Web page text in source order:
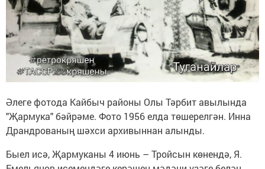
Әлеге фотода Кайбыч районы Олы Тәрбит авылында
"Җармука" бәйрәме. Фото 1956 елда төшерелгән. Инна
Драндрованың шәхси архивыннан алынды.
Быел исә, Җармуканы 4 июнь – Тройсын көнендә, Я.